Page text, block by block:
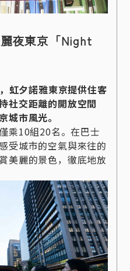
夜東京「Night
虹夕諾雅東京提供住客
社交距離的開放空間
城市風光。
乘10組20名。在巴士
受城市的空氣與來往的
美麗的景色，徹底地放